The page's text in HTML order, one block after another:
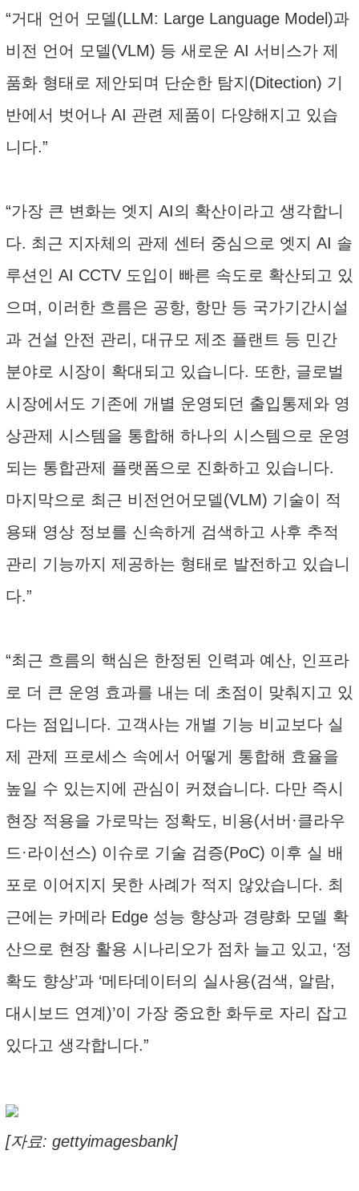
“거대 언어 모델(LLM: Large Language Model)과
비전 언어 모델(VLM) 등 새로운 AI 서비스가 제
품화 형태로 제안되며 단순한 탐지(Ditection) 기
반에서 벗어나 AI 관련 제품이 다양해지고 있습
니다.”
“가장 큰 변화는 엣지 AI의 확산이라고 생각합니
다. 최근 지자체의 관제 센터 중심으로 엣지 AI 솔
루션인 AI CCTV 도입이 빠른 속도로 확산되고 있
으며, 이러한 흐름은 공항, 항만 등 국가기간시설
과 건설 안전 관리, 대규모 제조 플랜트 등 민간
분야로 시장이 확대되고 있습니다. 또한, 글로벌
시장에서도 기존에 개별 운영되던 출입통제와 영
상관제 시스템을 통합해 하나의 시스템으로 운영
되는 통합관제 플랫폼으로 진화하고 있습니다.
마지막으로 최근 비전언어모델(VLM) 기술이 적
용돼 영상 정보를 신속하게 검색하고 사후 추적
관리 기능까지 제공하는 형태로 발전하고 있습니
다.”
“최근 흐름의 핵심은 한정된 인력과 예산, 인프라
로 더 큰 운영 효과를 내는 데 초점이 맞춰지고 있
다는 점입니다. 고객사는 개별 기능 비교보다 실
제 관제 프로세스 속에서 어떻게 통합해 효율을
높일 수 있는지에 관심이 커졌습니다. 다만 즉시
현장 적용을 가로막는 정확도, 비용(서버·클라우
드·라이선스) 이슈로 기술 검증(PoC) 이후 실 배
포로 이어지지 못한 사례가 적지 않았습니다. 최
근에는 카메라 Edge 성능 향상과 경량화 모델 확
산으로 현장 활용 시나리오가 점차 늘고 있고, ‘정
확도 향상’과 ‘메타데이터의 실사용(검색, 알람,
대시보드 연계)’이 가장 중요한 화두로 자리 잡고
있다고 생각합니다.”
[자료: gettyimagesbank]